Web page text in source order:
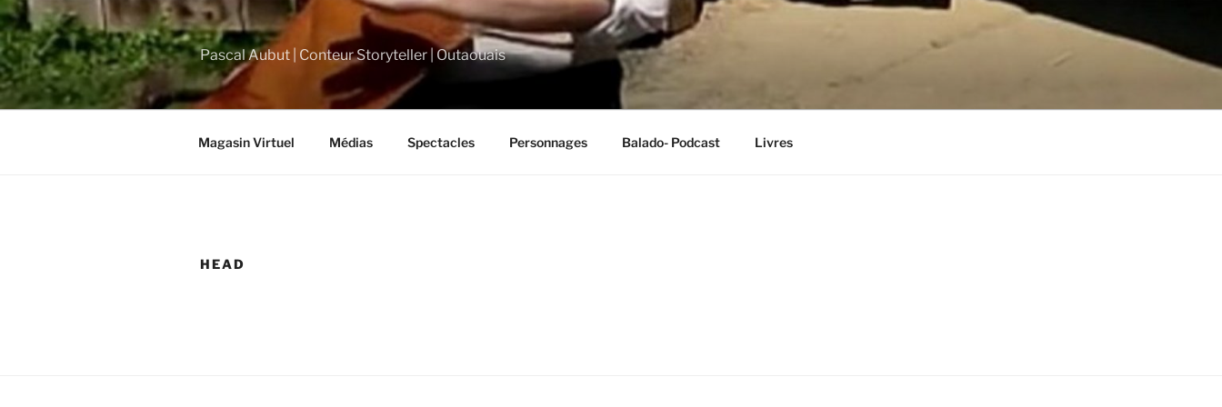
Skip
to
content
Pascal Aubut | Conteur Storyteller | Outaouais
Magasin Virtuel Médias Spectacles Personnages Balado- Podcast Livres
HEAD